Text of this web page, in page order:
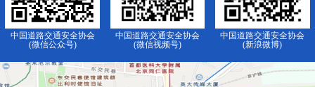
中国道路交通安全协会
(微信公众号)
中国道路交通安全协会
(微信视频号)
中国道路交通安全协会
(新浪微博)